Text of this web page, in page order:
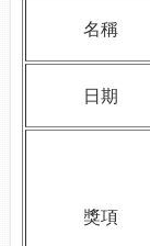
名稱
日期
獎項